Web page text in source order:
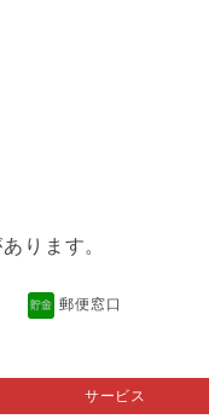
ります。
郵便窓口
サービス